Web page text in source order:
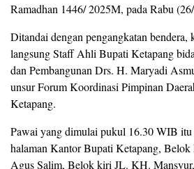
Ramadhan 1446/ 2025M, pada Rabu
Ditandai dengan pengangkatan bendera,
langsung Staff Ahli Bupati Ketapang
dan Pembangunan Drs. H. Maryadi
unsur Forum Koordinasi Pimpinan
Ketapang.
Pawai yang dimulai pukul 16.30 WIB itu
halaman Kantor Bupati Ketapang,
Agus Salim, Belok kiri JL. KH.